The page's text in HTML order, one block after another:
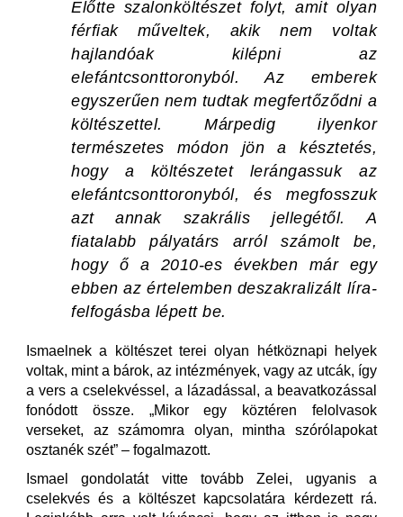
Előtte szalonköltészet folyt, amit olyan
férfiak műveltek, akik nem voltak
hajlandóak kilépni az
elefántcsonttoronyból. Az emberek
egyszerűen nem tudtak megfertőződni a
költészettel. Márpedig ilyenkor
természetes módon jön a késztetés,
hogy a költészetet lerángassuk az
elefántcsonttoronyból, és megfosszuk
azt annak szakrális jellegétől. A
fiatalabb pályatárs arról számolt be,
hogy ő a 2010-es években már egy
ebben az értelemben deszakralizált líra-
felfogásba lépett be.
Ismaelnek a költészet terei olyan hétköznapi helyek
voltak, mint a bárok, az intézmények, vagy az utcák, így
a vers a cselekvéssel, a lázadással, a beavatkozással
fonódott össze. „Mikor egy köztéren felolvasok
verseket, az számomra olyan, mintha szórólapokat
osztanék szét” – fogalmazott.
Ismael gondolatát vitte tovább Zelei, ugyanis a
cselekvés és a költészet kapcsolatára kérdezett rá.